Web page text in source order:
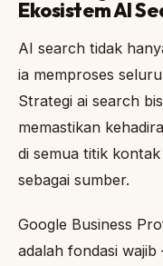
Ekosistem AI
AI search tidak
ia memproses
Strategi ai search
memastikan
di semua titik
sebagai sumber.
Google Business
adalah fondasi